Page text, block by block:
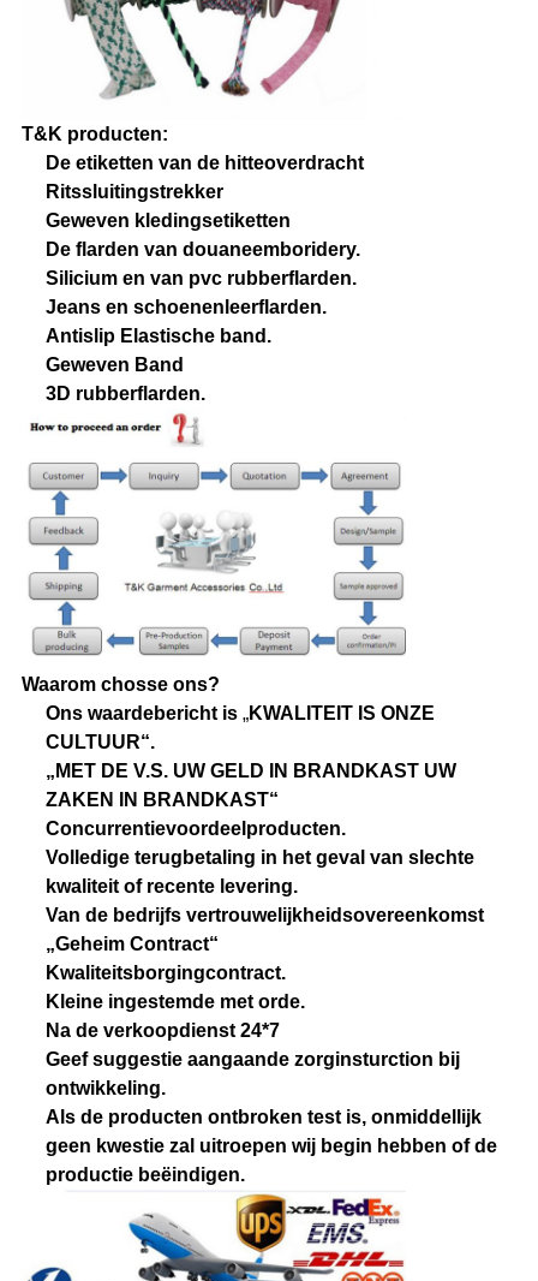
T&K producten:
De etiketten van de hitteoverdracht
Ritssluitingstrekker
Geweven kledingsetiketten
De flarden van douaneemboridery.
Silicium en van pvc rubberflarden.
Jeans en schoenenleerflarden.
Antislip Elastische band.
Geweven Band
3D rubberflarden.
Waarom chosse ons?
Ons waardebericht is„KWALITEIT IS ONZE
CULTUUR“.
„MET DE V.S. UW GELD IN BRANDKAST UW
ZAKEN IN BRANDKAST“
Concurrentievoordeelproducten.
Volledige terugbetaling in het geval van slechte
kwaliteit of recente levering.
Van de bedrijfs vertrouwelijkheidsovereenkomst
„Geheim Contract“
Kwaliteitsborgingcontract.
Kleine ingestemde met orde.
Na de verkoopdienst 24*7
Geef suggestie aangaande zorginsturction bij
ontwikkeling.
Als de producten ontbroken test is, onmiddellijk
geen kwestie zal uitroepen wij begin hebben of de
productie beëindigen.